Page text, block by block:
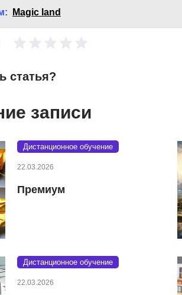
Magic land
статья?
записи
Дистанционное обучение
22.03.2026
Премиум
Дистанционное обучение
22.03.2026